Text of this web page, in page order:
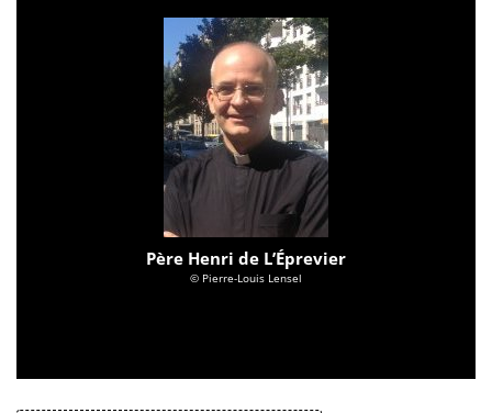
Père Henri de L’Éprevier
© Pierre-Louis Lensel